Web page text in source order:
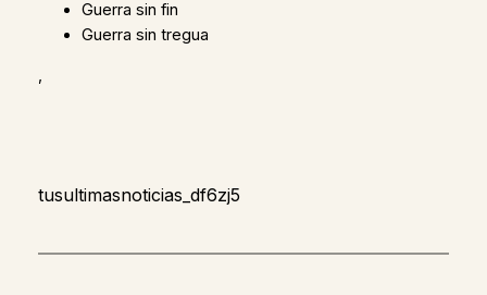
Guerra sin fin
Guerra sin tregua
,
tusultimasnoticias_df6zj5